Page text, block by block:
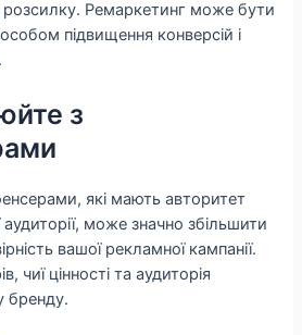
розсилку. Ремаркетинг може бути
підвищення конверсій і
з
які мають авторитет
аудиторії, може значно збільшити
вашої рекламної кампанії.
чиї цінності та аудиторія
бренду.